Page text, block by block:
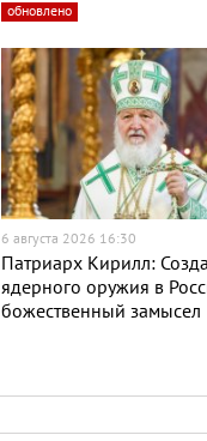
обновлено
6 августа 2026 16:30
Патриарх Кирилл:
ядерного оружия в
божественный замысел